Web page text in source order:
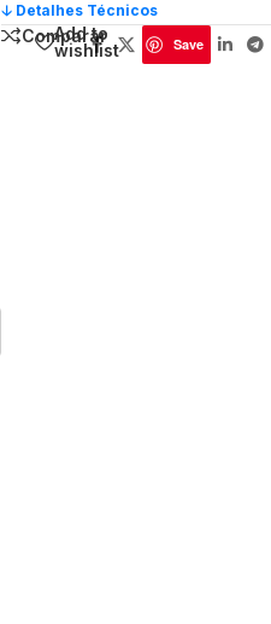
🡣 Detalhes Técnicos
Comparar
Add to
wishlist
Save